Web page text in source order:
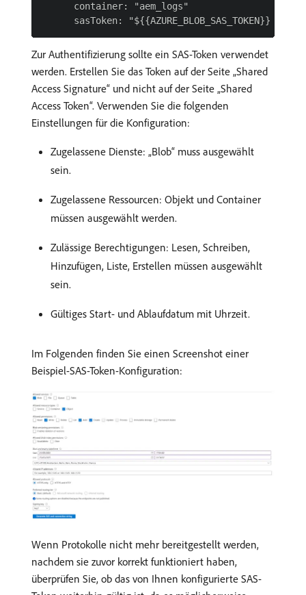
      container: "aem_logs"
Zur Authentifizierung sollte ein SAS-Token verwendet
werden. Erstellen Sie das Token auf der Seite „Shared
Access Signature“ und nicht auf der Seite „Shared
Access Token“. Verwenden Sie die folgenden
Einstellungen für die Konfiguration:
Zugelassene Dienste: „Blob“ muss ausgewählt
sein.
Zugelassene Ressourcen: Objekt und Container
müssen ausgewählt werden.
Zulässige Berechtigungen: Lesen, Schreiben,
Hinzufügen, Liste, Erstellen müssen ausgewählt
sein.
Gültiges Start- und Ablaufdatum mit Uhrzeit.
Im Folgenden finden Sie einen Screenshot einer
Beispiel-SAS-Token-Konfiguration:
Wenn Protokolle nicht mehr bereitgestellt werden,
nachdem sie zuvor korrekt funktioniert haben,
überprüfen Sie, ob das von Ihnen konfigurierte SAS-